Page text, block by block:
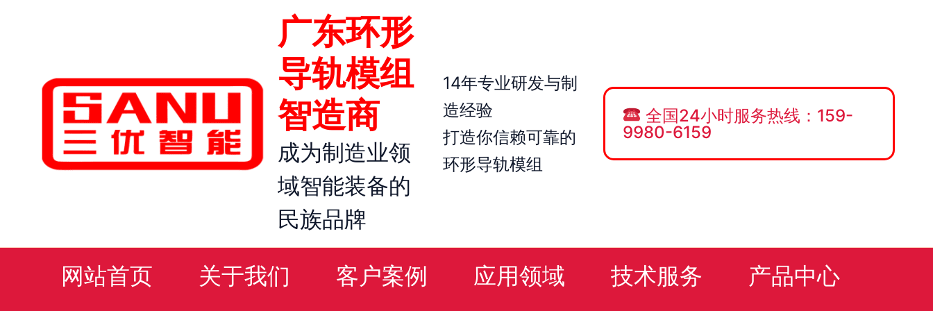
广东环形
导轨模组
智造商
成为制造业领
域智能装备的
民族品牌
14年专业研发与制
造经验
打造你信赖可靠的
环形导轨模组
全国24小时服务热线：159-
9980-6159
网站首页 关于我们 客户案例 应用领域 技术服务 产品中心